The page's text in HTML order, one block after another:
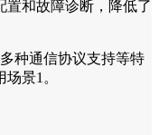
置和故障诊断，降低了
种通信协议支持等特
景1。